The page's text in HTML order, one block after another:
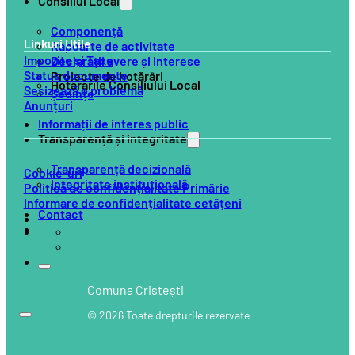
Componență
Rapoarte de activitate
Declarații avere și interese
Proiecte de hotărâri
Hotărârile Consiliului Local
Ședințe
Informații de interes public
Transparență și integritate
Transparență decizională
Integritate instituțională
Contact
Linkuri Utile
Impozite și Taxe
Status documente
Sesizează o problemă
Anunțuri
Comuna Cristești
© 2026 Toate drepturile rezervate
Cookie-uri
Politică de confidențialitate Primărie
Informare de confidențialitate cetățeni